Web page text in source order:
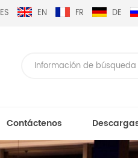
ES EN FR DE
Contáctenos